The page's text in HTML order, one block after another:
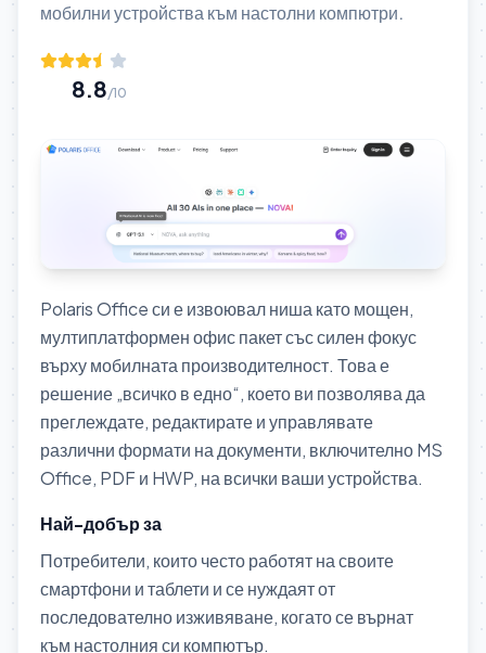
мобилни устройства към настолни компютри.
8.8/10
Polaris Office си е извоювал ниша като мощен,
мултиплатформен офис пакет със силен фокус
върху мобилната производителност. Това е
решение „всичко в едно“, което ви позволява да
преглеждате, редактирате и управлявате
различни формати на документи, включително MS
Office, PDF и HWP, на всички ваши устройства.
Най-добър за
Потребители, които често работят на своите
смартфони и таблети и се нуждаят от
последователно изживяване, когато се върнат
към настолния си компютър.